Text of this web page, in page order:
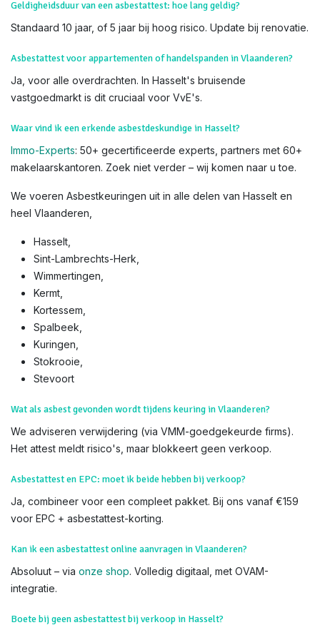
Geldigheidsduur van een asbestattest: hoe lang geldig?
Standaard 10 jaar, of 5 jaar bij hoog risico. Update bij renovatie.
Asbestattest voor appartementen of handelspanden in Vlaanderen?
Ja, voor alle overdrachten. In Hasselt's bruisende
vastgoedmarkt is dit cruciaal voor VvE's.
Waar vind ik een erkende asbestdeskundige in Hasselt?
Immo-Experts: 50+ gecertificeerde experts, partners met 60+
makelaarskantoren. Zoek niet verder – wij komen naar u toe.
We voeren Asbestkeuringen uit in alle delen van Hasselt en
heel Vlaanderen,
Hasselt,
Sint-Lambrechts-Herk,
Wimmertingen,
Kermt,
Kortessem,
Spalbeek,
Kuringen,
Stokrooie,
Stevoort​
Wat als asbest gevonden wordt tijdens keuring in Vlaanderen?
We adviseren verwijdering (via VMM-goedgekeurde firms).
Het attest meldt risico's, maar blokkeert geen verkoop.
Asbestattest en EPC: moet ik beide hebben bij verkoop?
Ja, combineer voor een compleet pakket. Bij ons vanaf €159
voor EPC + asbestattest-korting.
Kan ik een asbestattest online aanvragen in Vlaanderen?
Absoluut – via onze shop. Volledig digitaal, met OVAM-
integratie.
Boete bij geen asbestattest bij verkoop in Hasselt?